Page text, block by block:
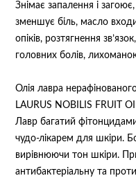
Знімає запалення і
зменшує біль, масло
опіків, розтягнення
головних болів,
Олія лавра
LAURUS NOBILIS FRUIT
Лавр багатий
чудо-лікарем для шкіри.
вирівнюючи тон шкіри.
антибактеріальну та